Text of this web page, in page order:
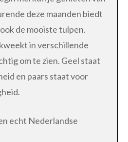
deze maanden biedt
de mooiste tulpen.
in verschillende
om te zien. Geel staat
en paars staat voor
echt Nederlandse